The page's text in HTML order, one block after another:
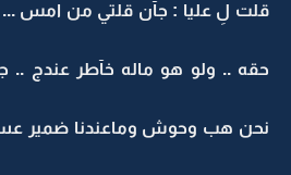
قلت لِ عليا : جآن قلتي من امس
حقه .. ولو هو ماله خآطر عندج ..
نحن هب وحوش وماعندنا ضمير